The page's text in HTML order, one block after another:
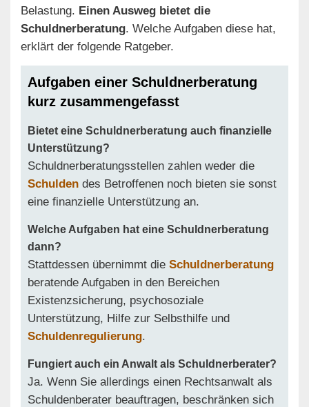
Belastung. Einen Ausweg bietet die
Schuldnerberatung. Welche Aufgaben diese hat,
erklärt der folgende Ratgeber.
Aufgaben einer Schuldnerberatung
kurz zusammengefasst
Bietet eine Schuldnerberatung auch finanzielle
Unterstützung?
Schuldnerberatungsstellen zahlen weder die
Schulden des Betroffenen noch bieten sie sonst
eine finanzielle Unterstützung an.
Welche Aufgaben hat eine Schuldnerberatung
dann?
Stattdessen übernimmt die Schuldnerberatung
beratende Aufgaben in den Bereichen
Existenzsicherung, psychosoziale
Unterstützung, Hilfe zur Selbsthilfe und
Schuldenregulierung.
Fungiert auch ein Anwalt als Schuldnerberater?
Ja. Wenn Sie allerdings einen Rechtsanwalt als
Schuldenberater beauftragen, beschränken sich